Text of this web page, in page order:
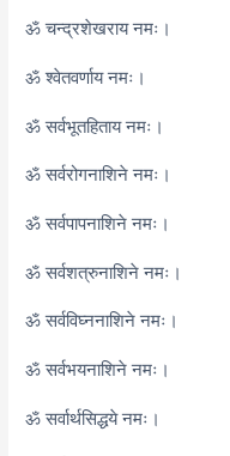
ॐ चन्द्रशेखराय नमः।
ॐ श्वेतवर्णाय नमः।
ॐ सर्वभूतहिताय नमः।
ॐ सर्वरोगनाशिने नमः।
ॐ सर्वपापनाशिने नमः।
ॐ सर्वशत्रुनाशिने नमः।
ॐ सर्वविघ्ननाशिने नमः।
ॐ सर्वभयनाशिने नमः।
ॐ सर्वार्थसिद्धये नमः।